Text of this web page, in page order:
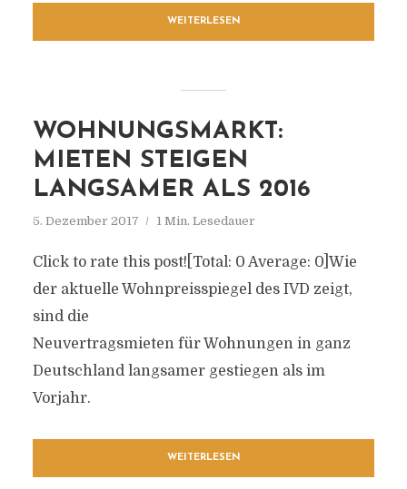
WEITERLESEN
WOHNUNGSMARKT:
MIETEN STEIGEN
LANGSAMER ALS 2016
5. Dezember 2017 1 Min. Lesedauer
Click to rate this post![Total: 0 Average: 0]Wie
der aktuelle Wohnpreisspiegel des IVD zeigt,
sind die
Neuvertragsmieten für Wohnungen in ganz
Deutschland langsamer gestiegen als im
Vorjahr.
WEITERLESEN